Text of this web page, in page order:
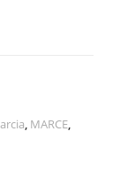
MARCE